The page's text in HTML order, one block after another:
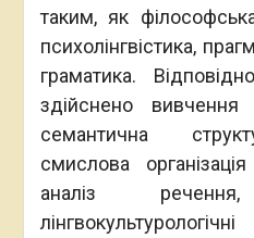
таким, як філософська
психолінгвістика,
граматика.
здійснено
семантична
смислова
аналіз речення,